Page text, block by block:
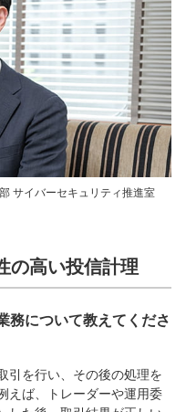
サイバーセキュリティ推進室
の高い投信計理
務について教えてくださ
引を行い、その後の処理を
えば、トレーダーや運用委